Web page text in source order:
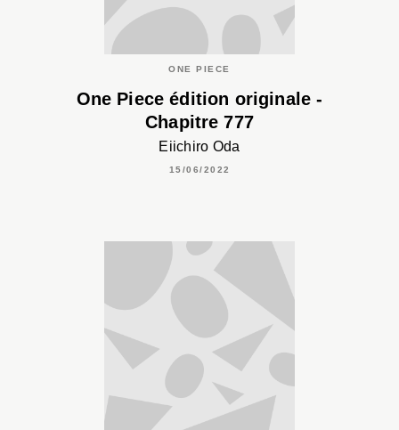
ONE PIECE
One Piece édition originale -
Chapitre 777
Eiichiro Oda
15/06/2022